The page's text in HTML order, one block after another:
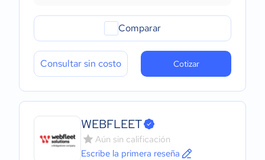
Comparar
Consultar sin costo Cotizar
WEBFLEET
Aún sin calificación
Escribe la primera reseña